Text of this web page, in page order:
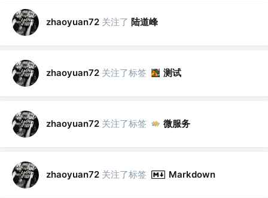
zhaoyuan72 关注了 陆道峰
zhaoyuan72 关注了标签 测试
zhaoyuan72 关注了标签 微服务
zhaoyuan72 关注了标签 Markdown